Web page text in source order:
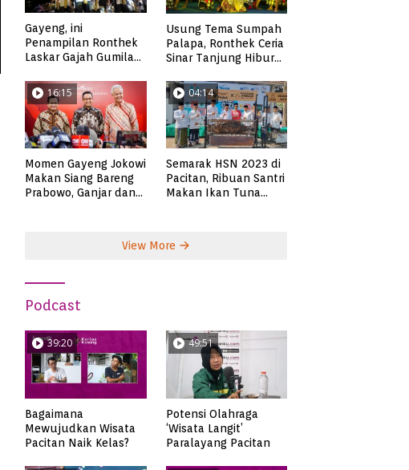
Gayeng, ini
Penampilan Ronthek
Laskar Gajah Gumilap
Usung Tema Sumpah
Palapa, Ronthek Ceria
Sinar Tanjung Hibur
FRP 2023
16:15
Momen Gayeng Jokowi
Makan Siang Bareng
Prabowo, Ganjar dan
04:14
Semarak HSN 2023 di
Pacitan, Ribuan Santri
Makan Ikan Tuna
View More
Podcast
39:20
Bagaimana
Mewujudkan Wisata
Pacitan Naik Kelas?
49:51
Potensi Olahraga
‘Wisata Langit’
Paralayang Pacitan